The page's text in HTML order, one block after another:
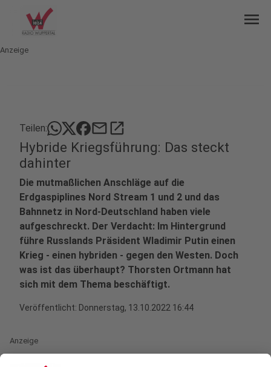
menu
Anzeige
Teilen: mailopen_in_new
Hybride Kriegsführung: Das steckt
dahinter
Die mutmaßlichen Anschläge auf die
Erdgaspiplines Nord Stream 1 und 2 und das
Bahnnetz in Nord-Deutschland haben viele
aufgeschreckt. Der Verdacht: Im Hintergrund
führe Russlands Präsident Wladimir Putin einen
Krieg - einen hybriden - gegen den Westen. Doch
was ist das überhaupt? Thorsten Ortmann hat
sich mit dem Thema beschäftigt.
Veröffentlicht: Donnerstag, 13.10.2022 16:44
Anzeige